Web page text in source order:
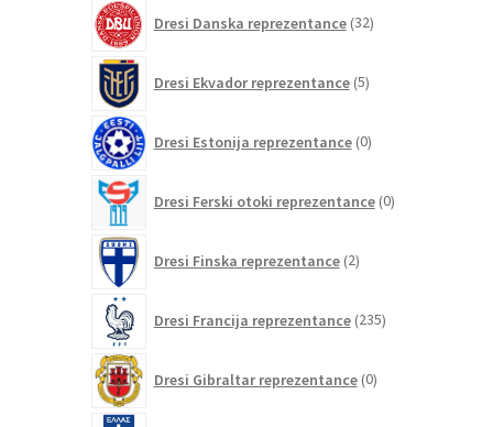
Dresi Danska reprezentance 32izdelkov
Dresi Ekvador reprezentance 5izdelkov
Dresi Estonija reprezentance 0izdelkov
Dresi Ferski otoki reprezentance 0izdelkov
Dresi Finska reprezentance 2izdelka
Dresi Francija reprezentance 235izdelkov
Dresi Gibraltar reprezentance 0izdelkov